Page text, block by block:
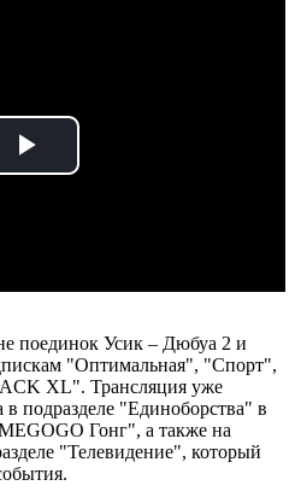
Play
поединок Усик – Дюбуа 2 и
"Оптимальная", "Спорт",
XL". Трансляция уже
в подразделе "Единоборства" в
Гонг", а также на
"Телевидение", который